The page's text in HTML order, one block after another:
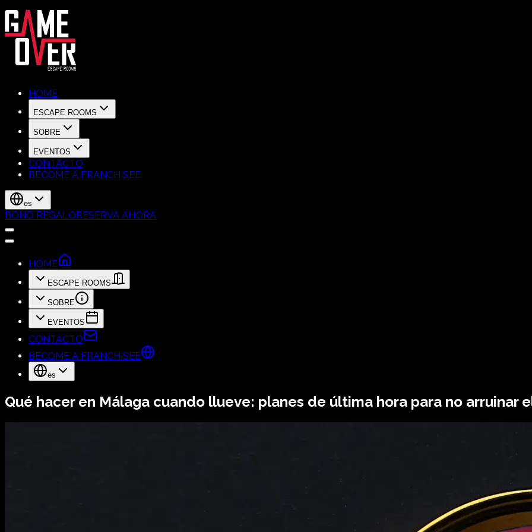
HOME
ESCAPE ROOMS
SOBRE
EVENTOS
CONTACTO
BECOME A FRANCHISEE
es
BONO REGALORESERVA AHORA
HOME
ESCAPE ROOMS
SOBRE
EVENTOS
CONTACTO
BECOME A FRANCHISEE
es
Qué hacer en Málaga cuando llueve: planes de última hora para no arruinar